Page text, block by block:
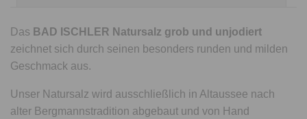
Das BAD ISCHLER Natursalz grob und unjodiert
zeichnet sich durch seinen besonders runden und milden
Geschmack aus.
Unser Natursalz wird ausschließlich in Altaussee nach
alter Bergmannstradition abgebaut und von Hand